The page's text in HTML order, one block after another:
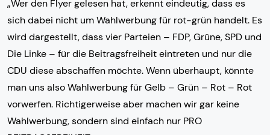
„Wer den Flyer gelesen hat, erkennt eindeutig, dass es
sich dabei nicht um Wahlwerbung für rot-grün handelt. Es
wird dargestellt, dass vier Parteien – FDP, Grüne, SPD und
Die Linke – für die Beitragsfreiheit eintreten und nur die
CDU diese abschaffen möchte. Wenn überhaupt, könnte
man uns also Wahlwerbung für Gelb – Grün – Rot – Rot
vorwerfen. Richtigerweise aber machen wir gar keine
Wahlwerbung, sondern sind einfach nur PRO